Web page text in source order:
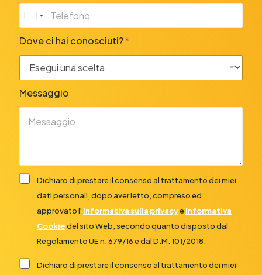
i
e
d
s
+
Dove ci hai conosciuti?*
Messaggio
Dichiaro di prestare il consenso al trattamento dei miei
dati personali, dopo aver letto, compreso ed
approvato l' Informativa sulla privacyeinformativa
Cookie
Regolamento UE n. 679/16 e dal D.M. 101/2018;
Dichiaro di prestare il consenso al trattamento dei miei